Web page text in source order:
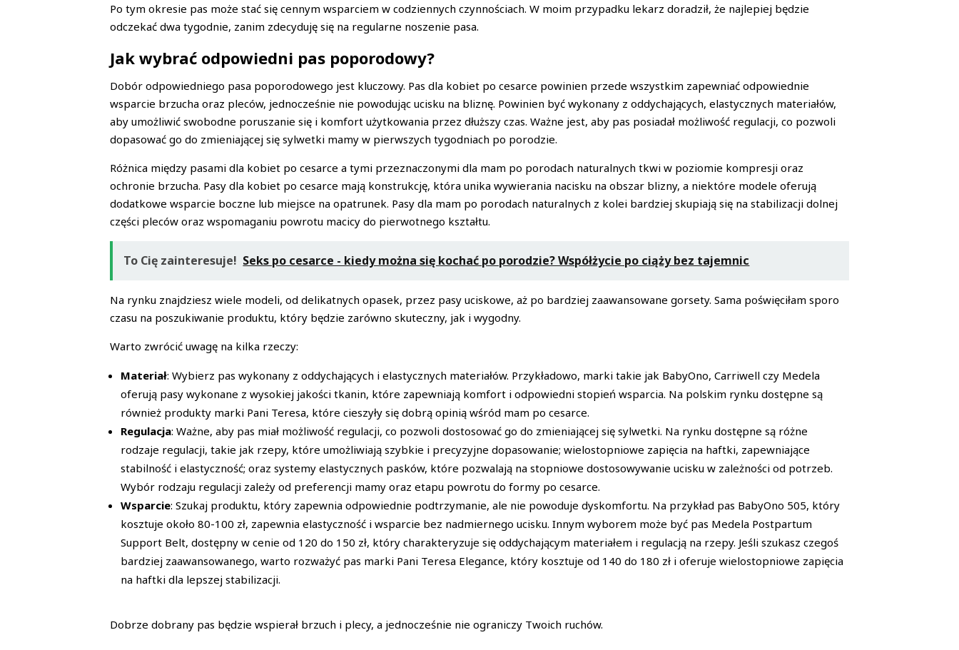
Po tym okresie pas może stać się cennym wsparciem w codziennych czynnościach. W moim przypadku lekarz doradził, że najlepiej będzie
odczekać dwa tygodnie, zanim zdecyduję się na regularne noszenie pasa.
Jak wybrać odpowiedni pas poporodowy?
Dobór odpowiedniego pasa poporodowego jest kluczowy. Pas dla kobiet po cesarce powinien przede wszystkim zapewniać odpowiednie
wsparcie brzucha oraz pleców, jednocześnie nie powodując ucisku na bliznę. Powinien być wykonany z oddychających, elastycznych materiałów,
aby umożliwić swobodne poruszanie się i komfort użytkowania przez dłuższy czas. Ważne jest, aby pas posiadał możliwość regulacji, co pozwoli
dopasować go do zmieniającej się sylwetki mamy w pierwszych tygodniach po porodzie.
Różnica między pasami dla kobiet po cesarce a tymi przeznaczonymi dla mam po porodach naturalnych tkwi w poziomie kompresji oraz
ochronie brzucha. Pasy dla kobiet po cesarce mają konstrukcję, która unika wywierania nacisku na obszar blizny, a niektóre modele oferują
dodatkowe wsparcie boczne lub miejsce na opatrunek. Pasy dla mam po porodach naturalnych z kolei bardziej skupiają się na stabilizacji dolnej
części pleców oraz wspomaganiu powrotu macicy do pierwotnego kształtu.
To Cię zainteresuje! Seks po cesarce - kiedy można się kochać po porodzie? Współżycie po ciąży bez tajemnic
Na rynku znajdziesz wiele modeli, od delikatnych opasek, przez pasy uciskowe, aż po bardziej zaawansowane gorsety. Sama poświęciłam sporo
czasu na poszukiwanie produktu, który będzie zarówno skuteczny, jak i wygodny.
Warto zwrócić uwagę na kilka rzeczy:
Materiał: Wybierz pas wykonany z oddychających i elastycznych materiałów. Przykładowo, marki takie jak BabyOno, Carriwell czy Medela
oferują pasy wykonane z wysokiej jakości tkanin, które zapewniają komfort i odpowiedni stopień wsparcia. Na polskim rynku dostępne są
również produkty marki Pani Teresa, które cieszyły się dobrą opinią wśród mam po cesarce.
Regulacja: Ważne, aby pas miał możliwość regulacji, co pozwoli dostosować go do zmieniającej się sylwetki. Na rynku dostępne są różne
rodzaje regulacji, takie jak rzepy, które umożliwiają szybkie i precyzyjne dopasowanie; wielostopniowe zapięcia na haftki, zapewniające
stabilność i elastyczność; oraz systemy elastycznych pasków, które pozwalają na stopniowe dostosowywanie ucisku w zależności od potrzeb.
Wybór rodzaju regulacji zależy od preferencji mamy oraz etapu powrotu do formy po cesarce.
Wsparcie: Szukaj produktu, który zapewnia odpowiednie podtrzymanie, ale nie powoduje dyskomfortu. Na przykład pas BabyOno 505, który
kosztuje około 80-100 zł, zapewnia elastyczność i wsparcie bez nadmiernego ucisku. Innym wyborem może być pas Medela Postpartum
Support Belt, dostępny w cenie od 120 do 150 zł, który charakteryzuje się oddychającym materiałem i regulacją na rzepy. Jeśli szukasz czegoś
bardziej zaawansowanego, warto rozważyć pas marki Pani Teresa Elegance, który kosztuje od 140 do 180 zł i oferuje wielostopniowe zapięcia
na haftki dla lepszej stabilizacji.
Dobrze dobrany pas będzie wspierał brzuch i plecy, a jednocześnie nie ograniczy Twoich ruchów.